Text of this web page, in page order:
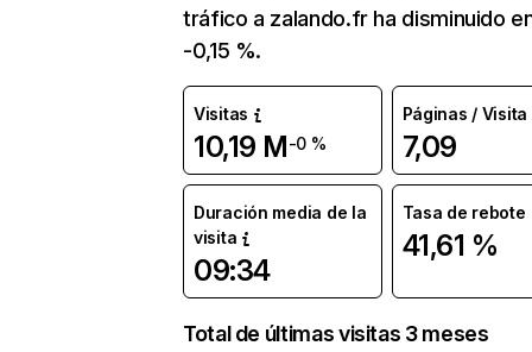
tráfico a zalando.fr ha disminuido
-0,15 %.
Visitas
10,19 M-0 %
Páginas / Visita
7,09
Duración media de la
visita
09:34
Tasa de rebote
41,61 %
Total de últimas visitas 3 meses